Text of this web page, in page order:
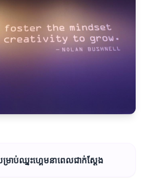
រាប់ឈ្នះហ្គេមនាពេលជាក់ស្តែង